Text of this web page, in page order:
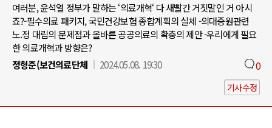
여러분, 윤석열 정부가 말하는 ‘의료개혁‘ 다 새빨간 거짓말인 거 아시
죠?-필수의료 패키지, 국민건강보험 종합계획의 실체 -의대증원관련
노.정 대립의 문제점과 올바른 공공의료의 확충의 제안 -우리에게 필요
한 의료개혁과 방향은?
정형준(보건의료단체
2024.05.08. 19:30 0
기사수정